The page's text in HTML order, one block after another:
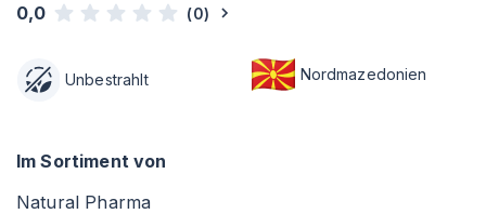
0,0 (0)
Unbestrahlt Nordmazedonien
Im Sortiment von
Natural Pharma